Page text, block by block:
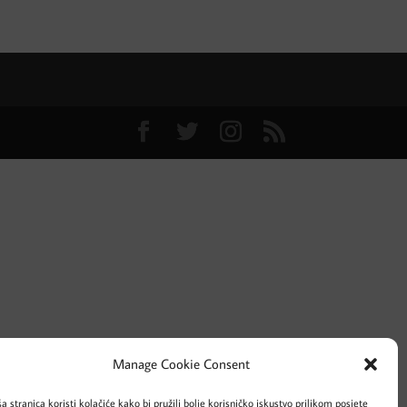
Manage Cookie Consent
stranica koristi kolačiće kako bi pružili bolje korisničko iskustvo prilikom posjete